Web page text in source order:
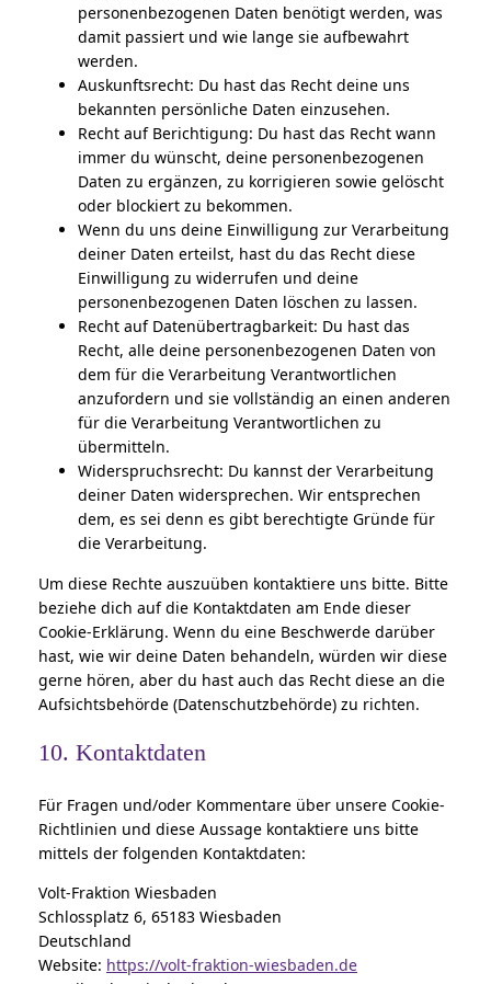
personenbezogenen Daten benötigt werden, was
damit passiert und wie lange sie aufbewahrt
werden.
Auskunftsrecht: Du hast das Recht deine uns
bekannten persönliche Daten einzusehen.
Recht auf Berichtigung: Du hast das Recht wann
immer du wünscht, deine personenbezogenen
Daten zu ergänzen, zu korrigieren sowie gelöscht
oder blockiert zu bekommen.
Wenn du uns deine Einwilligung zur Verarbeitung
deiner Daten erteilst, hast du das Recht diese
Einwilligung zu widerrufen und deine
personenbezogenen Daten löschen zu lassen.
Recht auf Datenübertragbarkeit: Du hast das
Recht, alle deine personenbezogenen Daten von
dem für die Verarbeitung Verantwortlichen
anzufordern und sie vollständig an einen anderen
für die Verarbeitung Verantwortlichen zu
übermitteln.
Widerspruchsrecht: Du kannst der Verarbeitung
deiner Daten widersprechen. Wir entsprechen
dem, es sei denn es gibt berechtigte Gründe für
die Verarbeitung.
Um diese Rechte auszuüben kontaktiere uns bitte. Bitte
beziehe dich auf die Kontaktdaten am Ende dieser
Cookie-Erklärung. Wenn du eine Beschwerde darüber
hast, wie wir deine Daten behandeln, würden wir diese
gerne hören, aber du hast auch das Recht diese an die
Aufsichtsbehörde (Datenschutzbehörde) zu richten.
10. Kontaktdaten
Für Fragen und/oder Kommentare über unsere Cookie-
Richtlinien und diese Aussage kontaktiere uns bitte
mittels der folgenden Kontaktdaten:
Volt-Fraktion Wiesbaden
Schlossplatz 6, 65183 Wiesbaden
Deutschland
Website: https://volt-fraktion-wiesbaden.de